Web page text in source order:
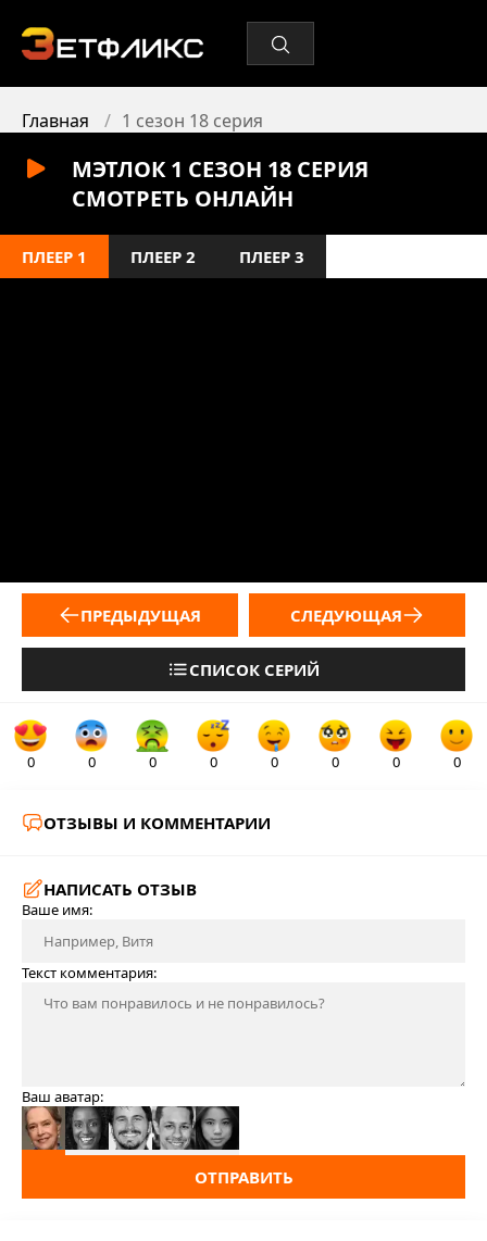
Главная 1 сезон 18 серия
МЭТЛОК 1 СЕЗОН 18 СЕРИЯ
СМОТРЕТЬ ОНЛАЙН
ПЛЕЕР 1 ПЛЕЕР 2 ПЛЕЕР 3
ПРЕДЫДУЩАЯ
СПИСОК СЕРИЙ
СЛЕДУЮЩАЯ
0 0 0 0 0 0 0 0
ОТЗЫВЫ И КОММЕНТАРИИ
НАПИСАТЬ ОТЗЫВ
Ваше имя:
Текст комментария:
Ваш аватар:
ОТПРАВИТЬ